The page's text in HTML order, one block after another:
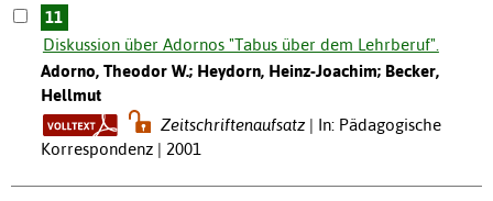
11
Diskussion über Adornos "Tabus über dem Lehrberuf".
Adorno, Theodor W.; Heydorn, Heinz-Joachim; Becker,
Hellmut
Zeitschriftenaufsatz
In: Pädagogische
Korrespondenz | 2001